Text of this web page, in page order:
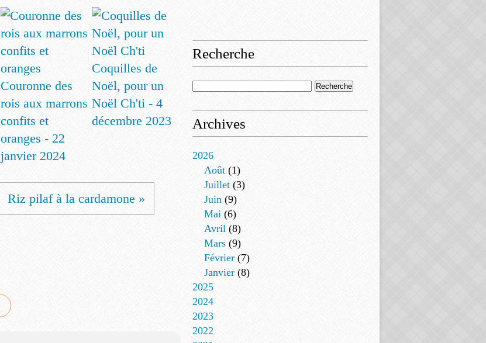
Couronne des
rois aux marrons
confits et
oranges - 22
janvier 2024
Coquilles de
Noël, pour un
Noël Ch'ti - 4
décembre 2023
Riz pilaf à la cardamone »
Recherche
Archives
2026
Août (1)
Juillet (3)
Juin (9)
Mai (6)
Avril (8)
Mars (9)
Février (7)
Janvier (8)
2025
2024
2023
2022